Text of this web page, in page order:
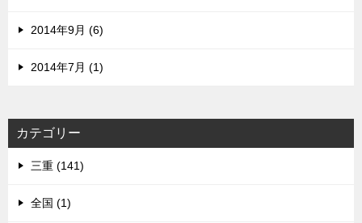
2014年9月 (6)
2014年7月 (1)
カテゴリー
三重 (141)
全国 (1)